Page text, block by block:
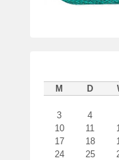
M D
3
4
10
11
17
18
24
25